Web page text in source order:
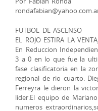
FUTBOL DE ASCENSO
EL ROJO ESTIRA LA
En Reduccion
3 a 0 en lo que fue la
fase clasificatoria en la
regional de rio cuarto.
Ferreyra le dieron la
lider.El equipo de
numeros